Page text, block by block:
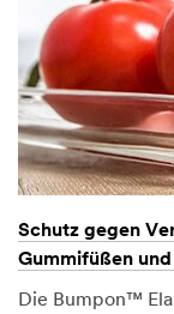
Schutz gegen
Gummifüßen
Die Bumpon™